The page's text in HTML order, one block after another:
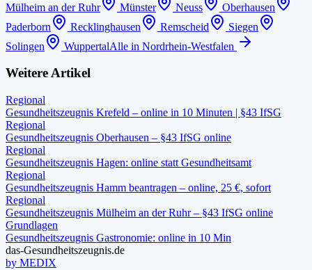
Mülheim an der Ruhr
Münster Neuss
Oberhausen
Paderborn
Recklinghausen Remscheid
Siegen
Solingen
WuppertalAlle in Nordrhein-Westfalen
Weitere Artikel
Regional
Gesundheitszeugnis Krefeld – online in 10 Minuten | §43 IfSG
Regional
Gesundheitszeugnis Oberhausen – §43 IfSG online
Regional
Gesundheitszeugnis Hagen: online statt Gesundheitsamt
Regional
Gesundheitszeugnis Hamm beantragen – online, 25 €, sofort
Regional
Gesundheitszeugnis Mülheim an der Ruhr – §43 IfSG online
Grundlagen
Gesundheitszeugnis Gastronomie: online in 10 Min
das-Gesundheitszeugnis.de
by MEDIX